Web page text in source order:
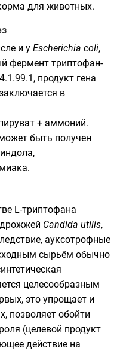
для животных.
и у Escherichia coli,
фермент триптофан-
продукт гена
в
+ аммоний.
быть получен
индола,
.
L-триптофана
Candida utilis,
ауксотрофные
сырьём обычно
целесообразным
это упрощает и
позволяет обойти
(целевой продукт
действие на